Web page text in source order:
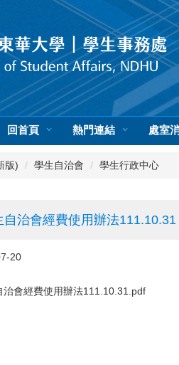
回首頁 熱門連結 處室
版) 學生自治會 學生行政中心
自治會經費使用辦法111.10.31
20
治會經費使用辦法111.10.31.pdf